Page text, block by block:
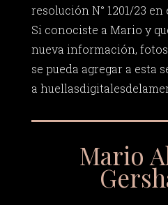
resolución N° 1201/23 en
Si conociste a Mario y
nueva información,
se pueda agregar a esta
a
Mario